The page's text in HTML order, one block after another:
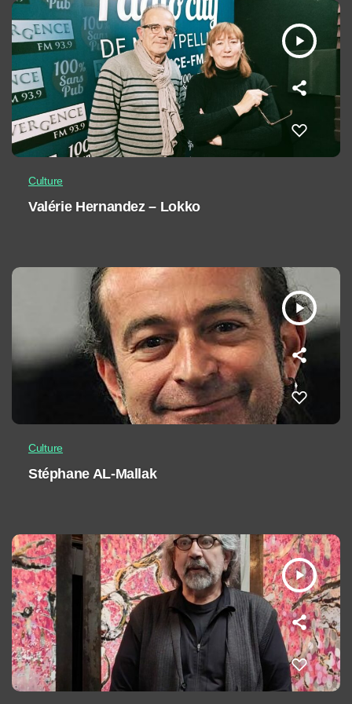
play_arrow
Culture
Valérie Hernandez – Lokko
play_arrow
Culture
Stéphane AL-Mallak
play_arrow